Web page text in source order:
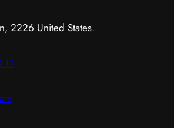
尷尬，讓每一分付出都用得其所。
記服務時，建議從自己的實際需要
來源、細閱詳情，有助找到最切合
介紹。 簿記服務是甚麼 要真正掌
有任何疑問，諮詢相關範疇的專業
貼合個人需要的建議。 聰明選擇
收集足夠的資料再比較，以及保留
擇 不同的情境，對腳腫 解決的要
2226 United States.